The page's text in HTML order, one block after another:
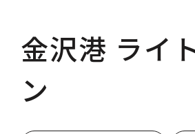
金沢港 ライ
ン